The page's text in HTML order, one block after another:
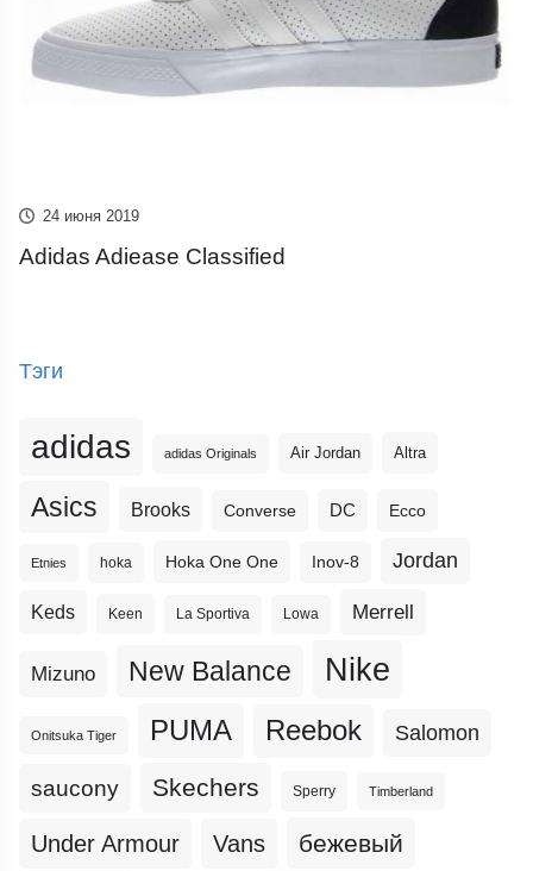
24 июня 2019
Adidas Adiease Classified
Тэги
adidas adidas Originals Air Jordan Altra
Asics Brooks Converse DC Ecco
Etnies hoka Hoka One One Inov-8 Jordan
Keds Keen La Sportiva Lowa Merrell
Mizuno New Balance Nike
Onitsuka Tiger PUMA Reebok Salomon
saucony Skechers Sperry Timberland
Under Armour Vans бежевый